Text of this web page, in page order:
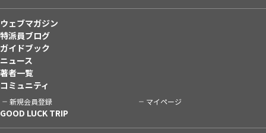
ウェブマガジン
特派員ブログ
ガイドブック
ニュース
著者一覧
コミュニティ
新規会員登録 マイページ
GOOD LUCK TRIP